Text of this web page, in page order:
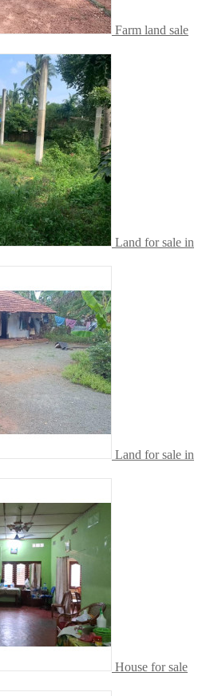
Farm land sale
Land for sale in
Land for sale in
House for sale